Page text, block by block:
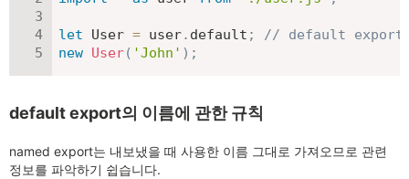
let User = user. default ;
// default export
new User( 'John' ) ;
default export의 이름에 관한 규칙
named export는 내보냈을 때 사용한 이름 그대로 가져오므로 관련
정보를 파악하기 쉽습니다.